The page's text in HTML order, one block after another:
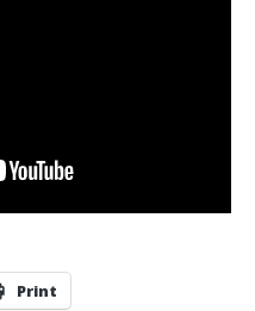
Print